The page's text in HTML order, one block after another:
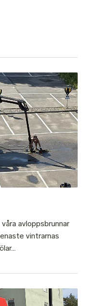
avloppsbrunnar
vintrarnas